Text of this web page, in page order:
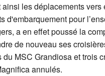
ainsi les déplacements vers
d'embarquement pour
a en effet poussé la
de nouveau ses
du MSC Grandiosa et trois
annulés.